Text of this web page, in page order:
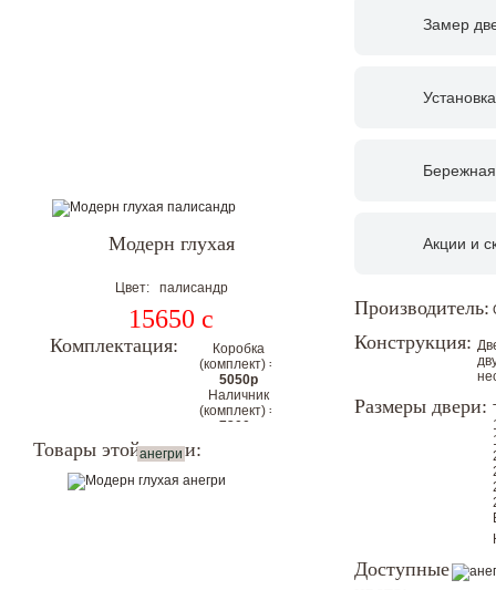
Модерн глухая
Цвет: палисандр
15650 c
Комплектация:
Коробка
(комплект) =
5050р
Наличник
(комплект) =
7200р
коробкой и
Товары этой серии:
анегри
Замер
Акции и
Производитель:
Конструкция:
Размеры двери:
Доступные